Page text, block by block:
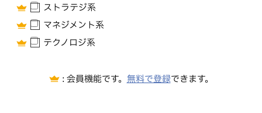
ストラテジ系
マネジメント系
テクノロジ系
会員機能です。無料で登録できます。